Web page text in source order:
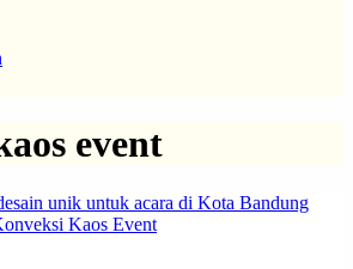
event